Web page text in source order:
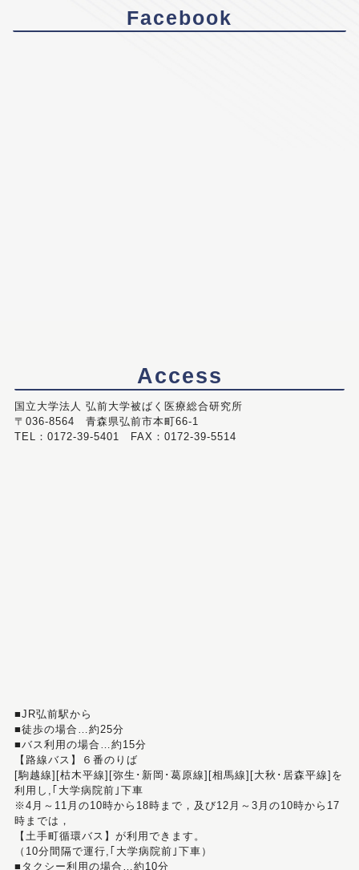
Facebook
Access
国立大学法人 弘前大学被ばく医療総合研究所
〒036-8564 青森県弘前市本町66-1
TEL：0172-39-5401 FAX：0172-39-5514
■JR弘前駅から
■徒歩の場合…約25分
■バス利用の場合…約15分
【路線バス】６番のりば
[駒越線][枯木平線][弥生･新岡･葛原線][相馬線][大秋･居森平線]を
利用し,｢大学病院前｣下車
※4月～11月の10時から18時まで，及び12月～3月の10時から17
時までは，
【土手町循環バス】が利用できます。
（10分間隔で運行,｢大学病院前｣下車）
■タクシー利用の場合…約10分